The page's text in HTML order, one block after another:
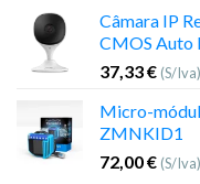
Câmara IP
CMOS Auto
37,33€ (S/Iva)
Micro-
ZMNKID1
72,00€ (S/Iva)